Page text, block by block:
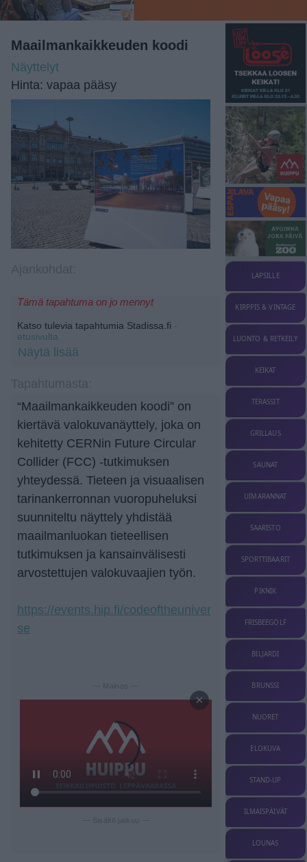
Maailmankaikkeuden koodi
Näyttelyt
Hinta: vapaa pääsy
Tämä tapahtuma on jo mennyt
Katso tulevia tapahtumia Stadissa.fi -
etusivulta.
Näytä lisää
“Maailmankaikkeuden koodi” on
kiertävä valokuvanäyttely, joka on
kehitetty CERNin Future Circular
Collider (FCC) -tutkimuksen
yhteydessä. Tieteen ja visuaalisen
tarinankerronnan vuoropuheluksi
suunniteltu näyttely yhdistää
maailmanluokan tieteellisen
tutkimuksen ja kansainvälisesti
arvostettujen valokuvaajien työn.
https://events.hip.fi/codeoftheuniver
se
— Mainos —
×
LAPSILLE
KIRPPIS & VINTAGE
LUONTO & RETKEILY
KEIKAT
TERASSIT
GRILLAUS
SAUNAT
UIMARANNAT
SAARISTO
SPORTTIBAARIT
PIKNIK
FRISBEEGOLF
BILJARDI
BRUNSSI
NUORET
ELOKUVA
STAND-UP
ILMAISPÄIVÄT
LOUNAS